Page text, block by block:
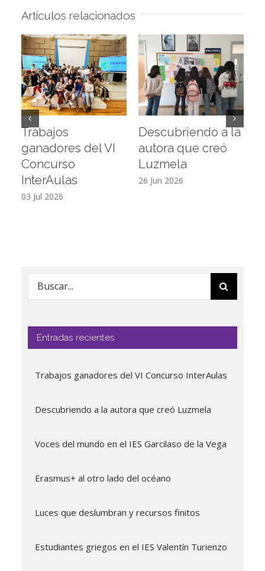
Artículos relacionados
Trabajos
ganadores del VI
Concurso
InterAulas
03 Jul 2026
Descubriendo a la
autora que creó
Luzmela
26 Jun 2026
Buscar:
Entradas recientes
Trabajos ganadores del VI Concurso InterAulas
Descubriendo a la autora que creó Luzmela
Voces del mundo en el IES Garcilaso de la Vega
Erasmus+ al otro lado del océano
Luces que deslumbran y recursos finitos
Estudiantes griegos en el IES Valentín Turienzo